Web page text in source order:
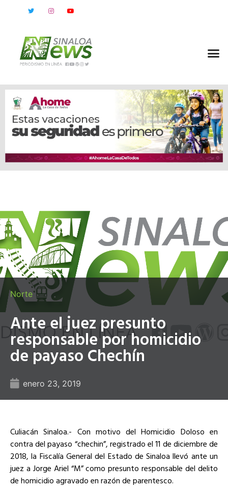
Norte
Ante el juez presunto
responsable por homicidio
de payaso Chechín
enero 23, 2019
Culiacán Sinaloa.- Con motivo del Homicidio Doloso en
contra del payaso “chechin”, registrado el 11 de diciembre de
2018, la Fiscalía General del Estado de Sinaloa llevó ante un
juez a Jorge Ariel “M” como presunto responsable del delito
de homicidio agravado en razón de parentesco.